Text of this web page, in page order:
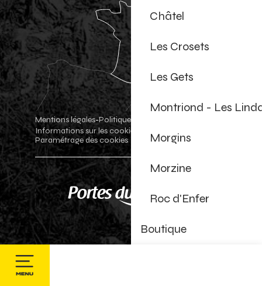
Châtel
Les Crosets
Les Gets
Montriond - Les
Morgins
Morzine
Roc d'Enfer
Boutique
Mentions légales-Politique de confidentialité
Informations sur les cookies
Paramétrage des cookies